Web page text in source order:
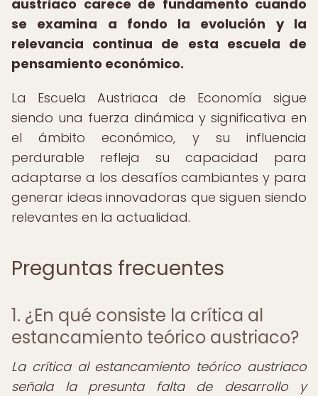
austriaco carece de fundamento cuando
se examina a fondo la evolución y la
relevancia continua de esta escuela de
pensamiento económico.
La Escuela Austriaca de Economía sigue
siendo una fuerza dinámica y significativa en
el ámbito económico, y su influencia
perdurable refleja su capacidad para
adaptarse a los desafíos cambiantes y para
generar ideas innovadoras que siguen siendo
relevantes en la actualidad.
Preguntas frecuentes
1. ¿En qué consiste la crítica al
estancamiento teórico austriaco?
La crítica al estancamiento teórico austriaco
señala la presunta falta de desarrollo y